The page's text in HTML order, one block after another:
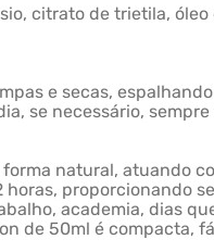
citrato de trietila,
e secas,
se necessário,
natural, atuando
proporcionando
academia, dias
de 50ml é compacta,